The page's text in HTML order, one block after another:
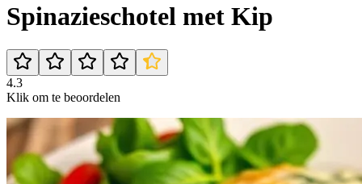
Spinazieschotel met Kip
4.3
Klik om te beoordelen